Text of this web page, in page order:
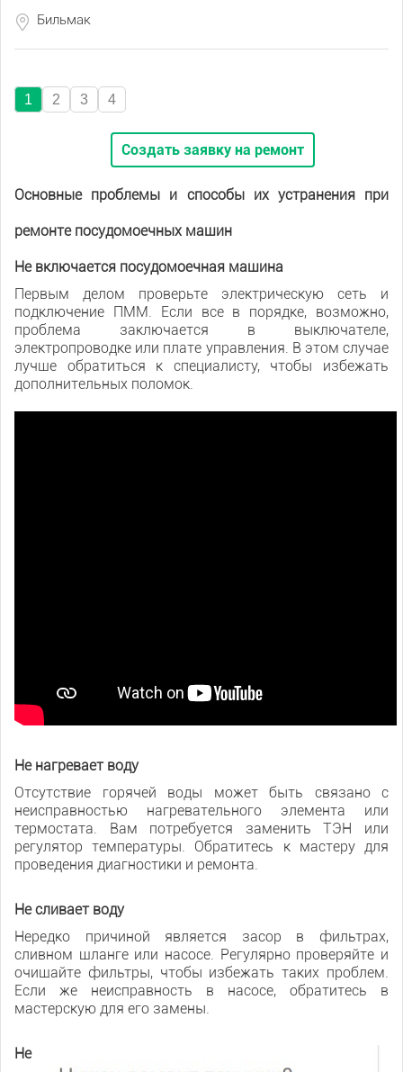
Бильмак
1 2 3 4
Создать заявку на ремонт
Основные проблемы и способы их устранения при
ремонте посудомоечных машин
Не включается посудомоечная машина
Первым делом проверьте электрическую сеть и
подключение ПММ. Если все в порядке, возможно,
проблема заключается в выключателе,
электропроводке или плате управления. В этом случае
лучше обратиться к специалисту, чтобы избежать
дополнительных поломок.
Не нагревает воду
Отсутствие горячей воды может быть связано с
неисправностью нагревательного элемента или
термостата. Вам потребуется заменить ТЭН или
регулятор температуры. Обратитесь к мастеру для
проведения диагностики и ремонта.
Не сливает воду
Нередко причиной является засор в фильтрах,
сливном шланге или насосе. Регулярно проверяйте и
очищайте фильтры, чтобы избежать таких проблем.
Если же неисправность в насосе, обратитесь в
мастерскую для его замены.
Не